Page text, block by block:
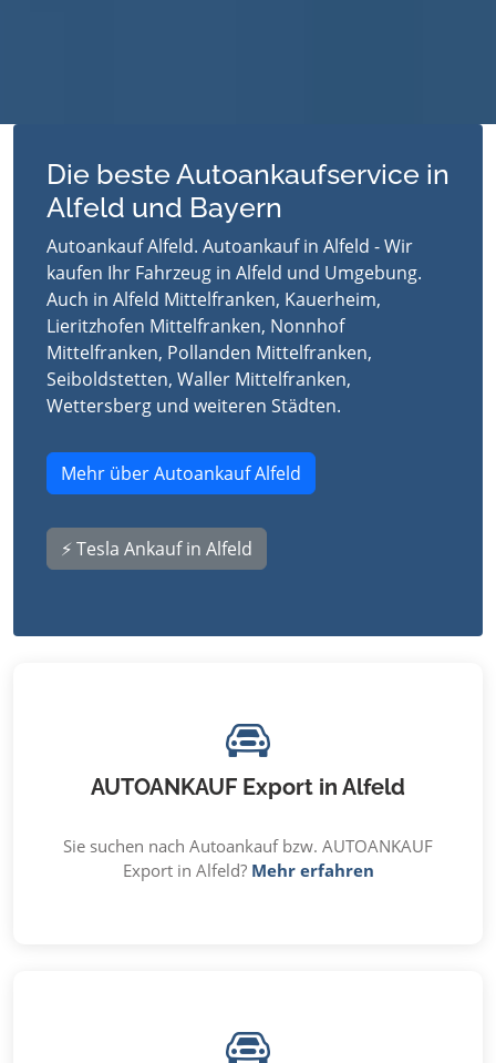
Die beste Autoankaufservice in
Alfeld und Bayern
Autoankauf Alfeld. Autoankauf in Alfeld - Wir
kaufen Ihr Fahrzeug in Alfeld und Umgebung.
Auch in Alfeld Mittelfranken, Kauerheim,
Lieritzhofen Mittelfranken, Nonnhof
Mittelfranken, Pollanden Mittelfranken,
Seiboldstetten, Waller Mittelfranken,
Wettersberg und weiteren Städten.
Mehr über Autoankauf Alfeld
⚡ Tesla Ankauf in Alfeld
AUTOANKAUF Export in Alfeld
Sie suchen nach Autoankauf bzw. AUTOANKAUF
Export in Alfeld? Mehr erfahren